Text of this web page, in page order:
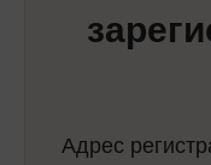
Адрес